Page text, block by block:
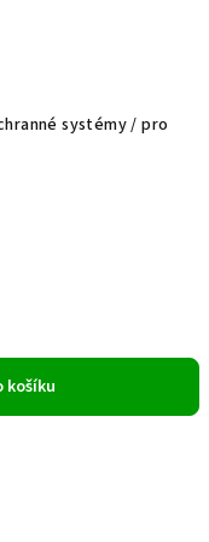
systémy / pro
košíku